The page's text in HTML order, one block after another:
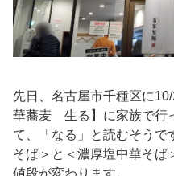
先日、名古屋市千種区に
華蕎麦 生る】に家族で行
て、「なる」と読むそうで
そば＞と＜濃厚塩中華そば